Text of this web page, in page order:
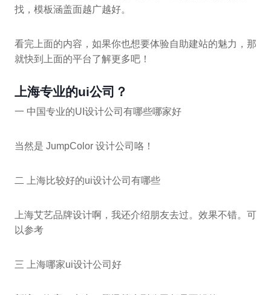
找，模板涵盖面越广越好。
看完上面的内容，如果你也想要体验自助建站的魅力，那
就快到上面的平台了解更多吧！
上海专业的ui公司？
一 中国专业的UI设计公司有哪些哪家好
当然是 JumpColor 设计公司咯！
二 上海比较好的ui设计公司有哪些
上海艾艺品牌设计啊，我还介绍朋友去过。效果不错。可
以参考
三 上海哪家ui设计公司好